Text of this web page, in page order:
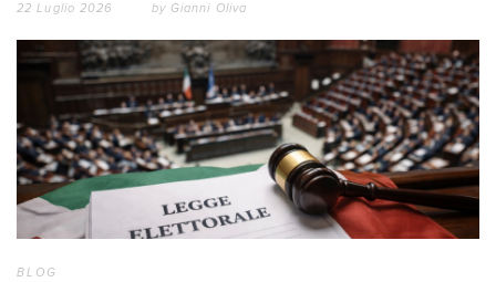
22 Luglio 2026 by Gianni Oliva
BLOG